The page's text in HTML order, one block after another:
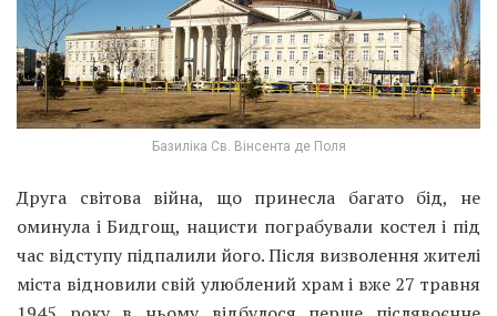
Базиліка Св. Вінсента де Поля
Друга світова війна, що принесла багато бід, не
оминула і Бидгощ, нацисти пограбували костел і під
час відступу підпалили його. Після визволення жителі
міста відновили свій улюблений храм і вже 27 травня